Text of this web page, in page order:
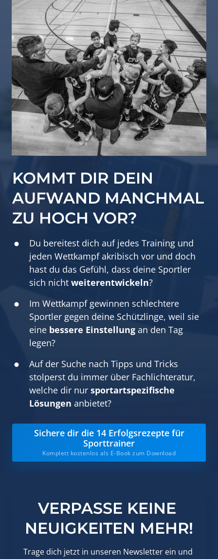
KOMMT DIR DEIN
AUFWAND MANCHMAL
ZU HOCH VOR?
Du bereitest dich auf jedes Training und
jeden Wettkampf akribisch vor und doch
hast du das Gefühl, dass deine Sportler
sich nicht weiterentwickeln?
Im Wettkampf gewinnen schlechtere
Sportler gegen deine Schützlinge, weil sie
eine bessere Einstellung an den Tag
legen?
Auf der Suche nach Tipps und Tricks
stolperst du immer über Fachlichteratur,
welche dir nur sportartspezifische
Lösungen anbietet?
Sichere dir die 14 Erfolgsrezepte für
Sporttrainer
Komplett kostenlos als E-Book zum Download
VERPASSE KEINE
NEUIGKEITEN MEHR!
Trage dich jetzt in unseren Newsletter ein und